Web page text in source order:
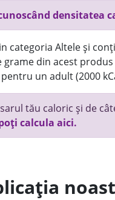
densitatea
categoria Altele și
grame din acest
un adult (2000
tău caloric și de
calcula aici.